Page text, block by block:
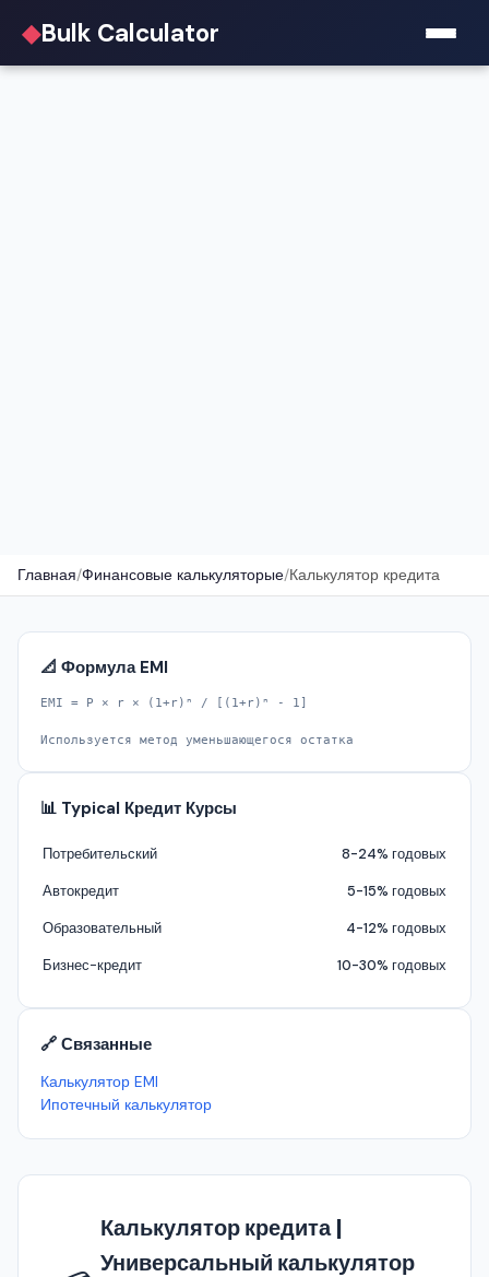
◆Bulk Calculator
Главная/Финансовые калькуляторые/Калькулятор кредита
Калькулятор кредита |
Универсальный калькулятор
📐 Формула EMI
EMI = P × r × (1+r)ⁿ / [(1+r)ⁿ - 1]
Используется метод уменьшающегося остатка
📊 Typical Кредит Курсы
Потребительский
8-24% годовых
Автокредит
5-15% годовых
Образовательный
4-12% годовых
Бизнес-кредит
10-30% годовых
🔗 Связанные
Калькулятор EMI
Ипотечный калькулятор